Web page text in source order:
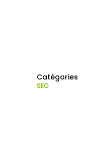
Catégories
SEO